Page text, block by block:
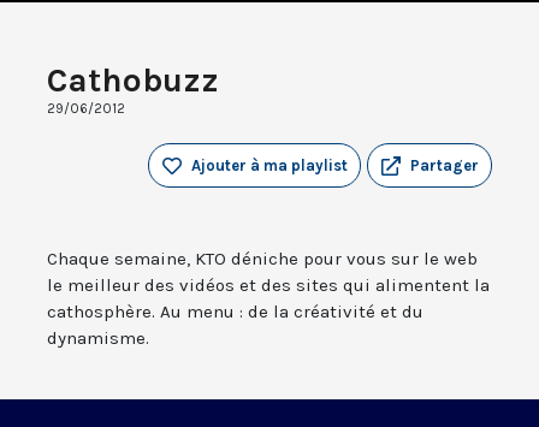
Cathobuzz
29/06/2012
Partager
Ajouter à ma playlist
Chaque semaine, KTO déniche pour vous sur le web
le meilleur des vidéos et des sites qui alimentent la
cathosphère. Au menu : de la créativité et du
dynamisme.